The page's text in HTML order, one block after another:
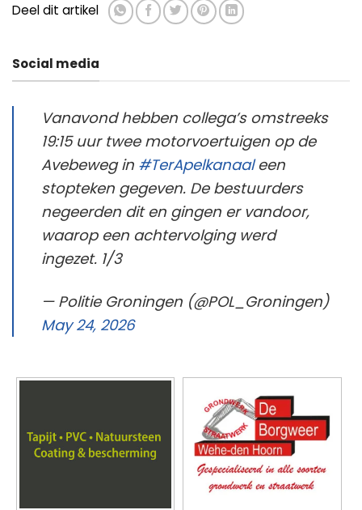
Deel dit artikel
Social media
Vanavond hebben collega’s omstreeks
19:15 uur twee motorvoertuigen op de
Avebeweg in #TerApelkanaaleen
stopteken gegeven. De bestuurders
negeerden dit en gingen er vandoor,
waarop een achtervolging werd
ingezet. 1/3
— Politie Groningen (@POL_Groningen)
May 24, 2026